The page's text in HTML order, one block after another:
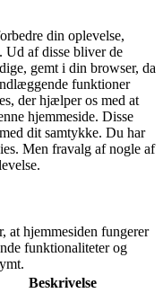
din oplevelse,
Ud af disse bliver de
gemt i din browser, da
funktioner
der hjælper os med at
hjemmeside. Disse
dit samtykke. Du har
Men fravalg af nogle af
at hjemmesiden fungerer
funktionaliteter og
Beskrivelse